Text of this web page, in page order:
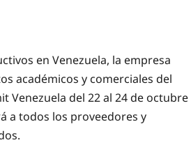
en Venezuela, la empresa
académicos y comerciales del
Venezuela del 22 al 24 de octubre
a todos los proveedores y